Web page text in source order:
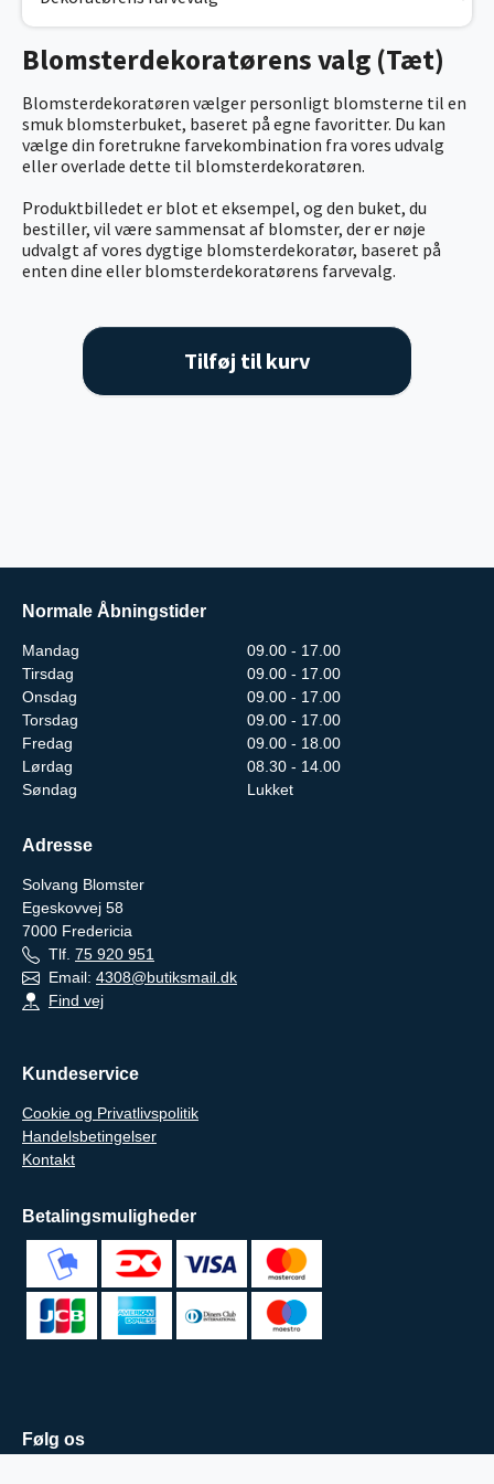
Blomsterdekoratørens valg (Tæt)
Blomsterdekoratøren vælger personligt blomsterne til en
smuk blomsterbuket, baseret på egne favoritter. Du kan
vælge din foretrukne farvekombination fra vores udvalg
eller overlade dette til blomsterdekoratøren.
Produktbilledet er blot et eksempel, og den buket, du
bestiller, vil være sammensat af blomster, der er nøje
udvalgt af vores dygtige blomsterdekoratør, baseret på
enten dine eller blomsterdekoratørens farvevalg.
Tilføj til kurv
Normale Åbningstider
Mandag
09.00 - 17.00
Tirsdag
09.00 - 17.00
Onsdag
09.00 - 17.00
Torsdag
09.00 - 17.00
Fredag
09.00 - 18.00
Lørdag
08.30 - 14.00
Søndag
Lukket
Adresse
Solvang Blomster
Egeskovvej 58
7000 Fredericia
Tlf. 75 920 951
Email: 4308@butiksmail.dk
Find vej
Kundeservice
Cookie og Privatlivspolitik
Handelsbetingelser
Kontakt
Betalingsmuligheder
Følg os